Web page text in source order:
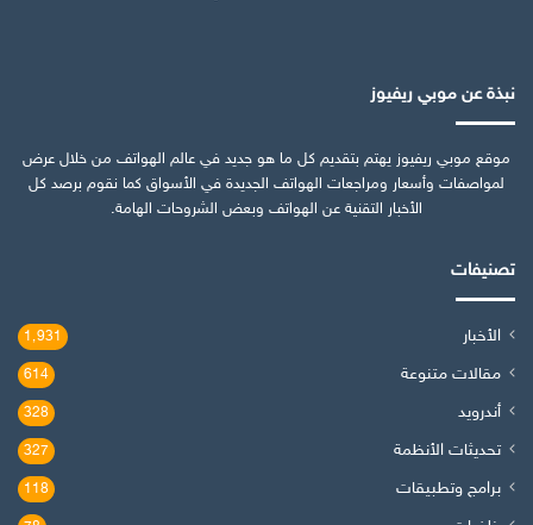
نبذة عن موبي ريفيوز
موقع موبي ريفيوز يهتم بتقديم كل ما هو جديد في عالم الهواتف من خلال عرض
لمواصفات وأسعار ومراجعات الهواتف الجديدة في الأسواق كما نقوم برصد كل
الأخبار التقنية عن الهواتف وبعض الشروحات الهامة.
تصنيفات
الأخبار 1٬931
مقالات متنوعة 614
أندرويد 328
تحديثات الأنظمة 327
برامج وتطبيقات 118